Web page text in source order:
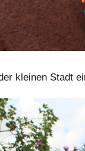
kleinen Stadt